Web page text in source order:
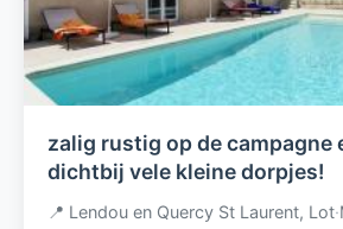
zalig rustig op de campagne
dichtbij vele kleine dorpjes!
📍 Lendou en Quercy St Laurent, Lot·